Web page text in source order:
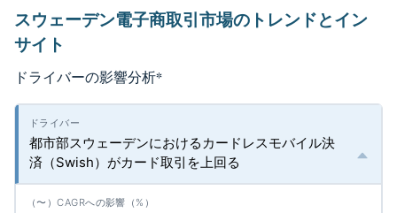
スウェーデン電子商取引市場のトレンドとイン
サイト
ドライバーの影響分析*
都市部スウェーデンにおけるカードレスモバイル決
済（Swish）がカード取引を上回る